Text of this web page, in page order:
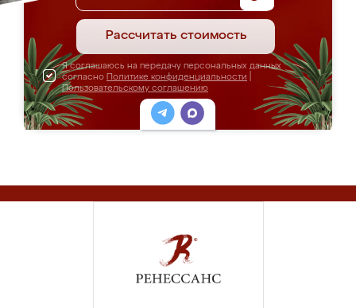
Рассчитать стоимость
Я соглашаюсь на передачу персональных данных
согласно Политике конфиденциальности
Пользовательскому соглашению